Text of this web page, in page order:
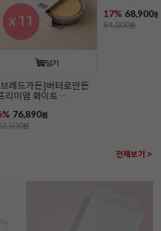
담기
[장가네제과]케이크시트
(화이트/미니)
17% 2,900원
3,500원
전체보기 >